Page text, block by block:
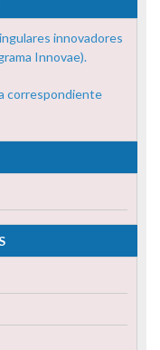
innovadores
Innovae).
correspondiente